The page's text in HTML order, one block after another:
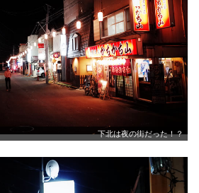
下北は夜の街だった！？